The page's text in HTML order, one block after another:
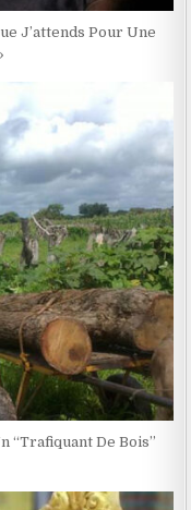
J’attends Pour Une
‘‘Trafiquant De Bois’’